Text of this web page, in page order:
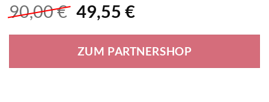
90,00€ Ursprünglicher
war:
90,00 €
49,55 €Aktueller
ist:
49,55 €.
ZUM PARTNERSHOP